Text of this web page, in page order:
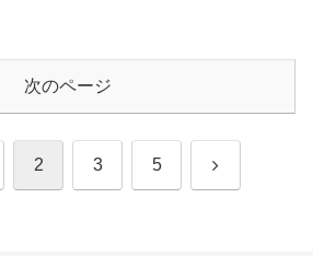
次のページ
2 3 5 次